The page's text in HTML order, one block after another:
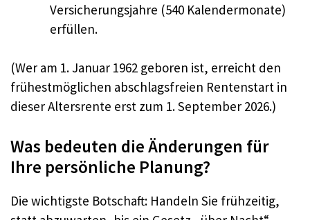
Versicherungsjahre (540 Kalendermonate)
erfüllen.
(Wer am 1. Januar 1962 geboren ist, erreicht den
frühestmöglichen abschlagsfreien Rentenstart in
dieser Altersrente erst zum 1. September 2026.)
Was bedeuten die Änderungen für
Ihre persönliche Planung?
Die wichtigste Botschaft: Handeln Sie frühzeitig,